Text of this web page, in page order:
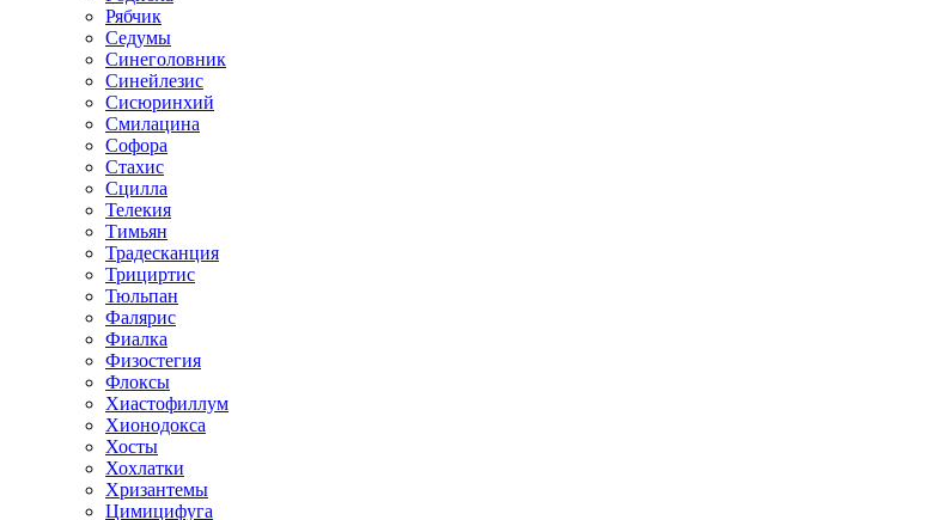
Рябчик
Седумы
Синеголовник
Синейлезис
Сисюринхий
Смилацина
Софора
Стахис
Сцилла
Телекия
Тимьян
Традесканция
Трициртис
Тюльпан
Фалярис
Фиалка
Физостегия
Флоксы
Хиастофиллум
Хионодокса
Хосты
Хохлатки
Хризантемы
Цимицифуга